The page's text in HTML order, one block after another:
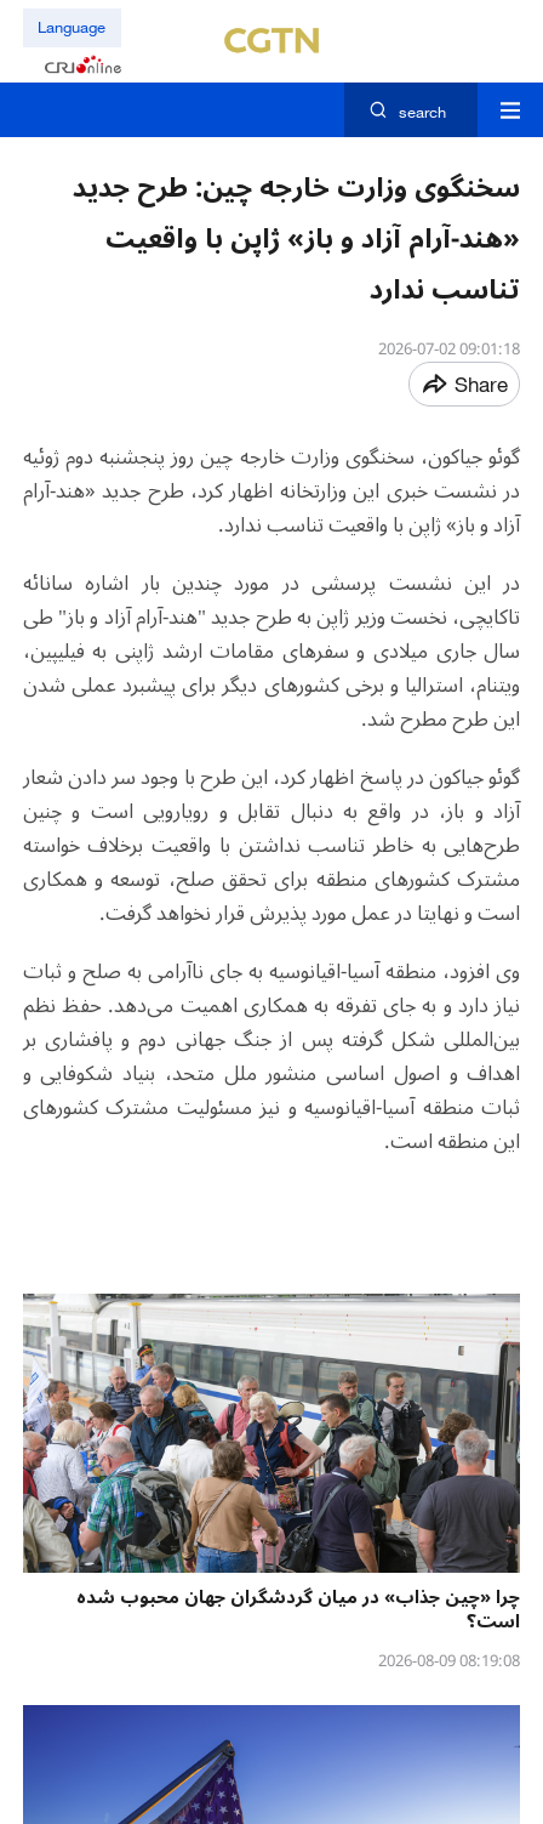
Language
search
سخنگوی وزارت خارجه چین: طرح جدید
«هند-آرام آزاد و باز» ژاپن با واقعیت
تناسب ندارد
09:01:18 2026-07-02
Share
گوئو جیاکون، سخنگوی وزارت خارجه چین روز پنجشنبه دوم ژوئیه
در نشست خبری این وزارتخانه اظهار کرد، طرح جدید «هند-آرام
آزاد و باز» ژاپن با واقعیت تناسب ندارد.
در این نشست پرسشی در مورد چندین بار اشاره سانائه
تاکایچی، نخست وزیر ژاپن به طرح جدید "هند-آرام آزاد و باز" طی
سال جاری میلادی و سفرهای مقامات ارشد ژاپنی به فیلیپین،
ویتنام، استرالیا و برخی کشورهای دیگر برای پیشبرد عملی شدن
این طرح مطرح شد.
گوئو جیاکون در پاسخ اظهار کرد، این طرح با وجود سر دادن شعار
آزاد و باز، در واقع به دنبال تقابل و رویارویی است و چنین
طرح‌هایی به خاطر تناسب نداشتن با واقعیت برخلاف خواسته
مشترک کشورهای منطقه برای تحقق صلح، توسعه و همکاری
است و نهایتا در عمل مورد پذیرش قرار نخواهد گرفت.
وی افزود، منطقه آسیا-اقیانوسیه به جای ناآرامی به صلح و ثبات
نیاز دارد و به جای تفرقه به همکاری اهمیت می‌دهد. حفظ نظم
بین‌المللی شکل گرفته پس از جنگ جهانی دوم و پافشاری بر
اهداف و اصول اساسی منشور ملل متحد، بنیاد شکوفایی و
ثبات منطقه آسیا-اقیانوسیه و نیز مسئولیت مشترک کشورهای
این منطقه است.
چرا «چین جذاب» در میان گردشگران جهان محبوب شده
است؟
08:19:08 2026-08-09